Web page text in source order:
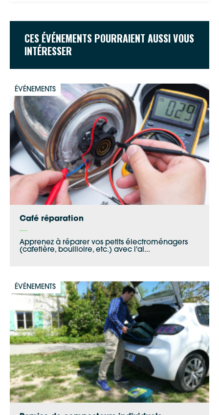
CES ÉVÉNEMENTS POURRAIENT AUSSI VOUS
INTÉRESSER
ÉVÉNEMENTS
Café réparation
Apprenez à réparer vos petits électroménagers
(cafetière, bouilloire, etc.) avec l'ai...
ÉVÉNEMENTS
ShareThis is disabled. Allow
Google Maps
Apple Plans